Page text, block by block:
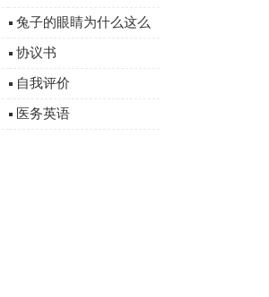
兔子的眼睛为什么这么
红作文
协议书
自我评价
医务英语